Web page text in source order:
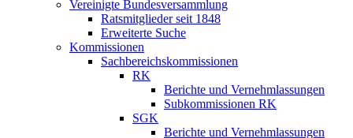
Vereinigte Bundesversammlung
Ratsmitglieder seit 1848
Erweiterte Suche
Kommissionen
Sachbereichskommissionen
RK
Berichte und Vernehmlassungen
Subkommissionen RK
SGK
Berichte und Vernehmlassungen